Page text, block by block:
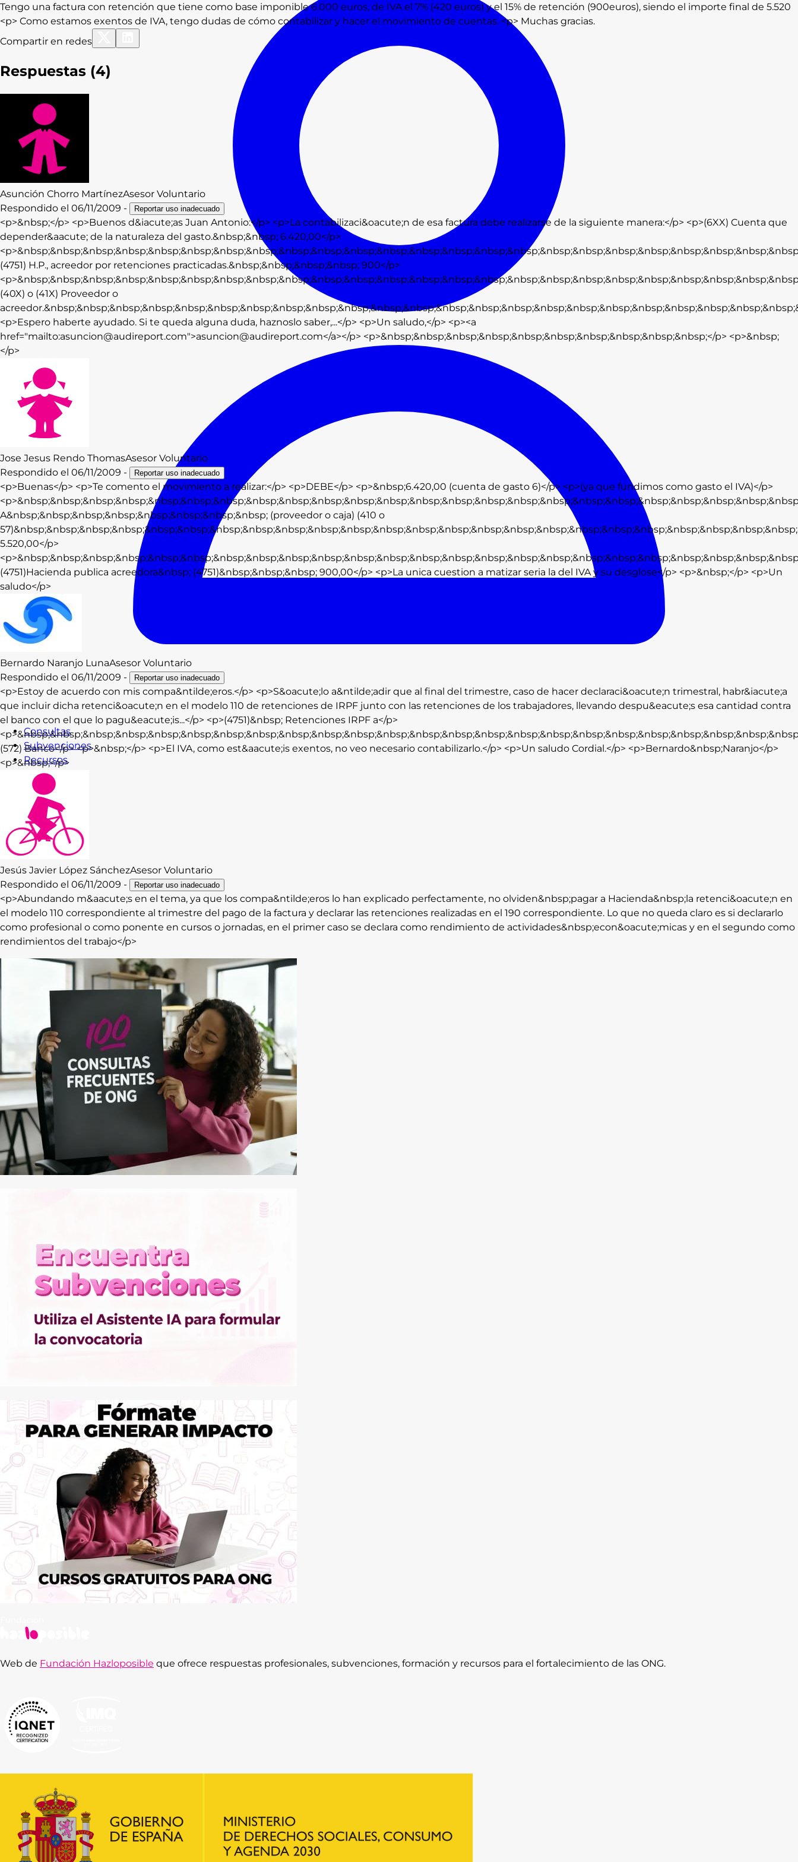
Consultas
Subvenciones
Recursos
Formación
Blog
Contacto
Iniciar Sesión
Tengo una factura con retención que tiene como base imponible 6.000 euros, de IVA el 7% (420 euros) y el 15% de retención (900euros), siendo el importe final de 5.520
<p> Como estamos exentos de IVA, tengo dudas de cómo contabilizar y hacer el movimiento de cuentas. <p> Muchas gracias.
Compartir en redes
Respuestas (4)
Asunción Chorro MartínezAsesor Voluntario
Respondido el 06/11/2009 - Reportar uso inadecuado
<p>&nbsp;</p> <p>Buenos d&iacute;as Juan Antonio:</p> <p>La contabilizaci&oacute;n de esa factura debe realizarse de la siguiente manera:</p> <p>(6XX) Cuenta que
depender&aacute; de la naturaleza del gasto.&nbsp;&nbsp; 6.420,00</p>
(4751) H.P., acreedor por retenciones practicadas.&nbsp;&nbsp;&nbsp;&nbsp; 900</p>
(40X) o (41X) Proveedor o
<p>Espero haberte ayudado. Si te queda alguna duda, haznoslo saber,...</p> <p>Un saludo,</p> <p><a
href="mailto:asuncion@audireport.com">asuncion@audireport.com</a></p> <p>&nbsp;&nbsp;&nbsp;&nbsp;&nbsp;&nbsp;&nbsp;&nbsp;&nbsp;&nbsp;</p> <p>&nbsp;
</p>
Jose Jesus Rendo ThomasAsesor Voluntario
Respondido el 06/11/2009 - Reportar uso inadecuado
<p>Buenas</p> <p>Te comento el movimiento a realizar:</p> <p>DEBE</p> <p>&nbsp;6.420,00 (cuenta de gasto 6)</p> <p>(ya que fundimos como gasto el IVA)</p>
A&nbsp;&nbsp;&nbsp;&nbsp;&nbsp;&nbsp;&nbsp;&nbsp; (proveedor o caja) (410 o
5.520,00</p>
(4751)Hacienda publica acreedora&nbsp; (4751)&nbsp;&nbsp;&nbsp; 900,00</p> <p>La unica cuestion a matizar seria la del IVA y su desglose</p> <p>&nbsp;</p> <p>Un
saludo</p>
Bernardo Naranjo LunaAsesor Voluntario
Respondido el 06/11/2009 - Reportar uso inadecuado
<p>Estoy de acuerdo con mis compa&ntilde;eros.</p> <p>S&oacute;lo a&ntilde;adir que al final del trimestre, caso de hacer declaraci&oacute;n trimestral, habr&iacute;a
que incluir dicha retenci&oacute;n en el modelo 110 de retenciones de IRPF junto con las retenciones de los trabajadores, llevando despu&eacute;s esa cantidad contra
el banco con el que lo pagu&eacute;is...</p> <p>(4751)&nbsp; Retenciones IRPF a</p>
(572) Banco</p> <p>&nbsp;</p> <p>El IVA, como est&aacute;is exentos, no veo necesario contabilizarlo.</p> <p>Un saludo Cordial.</p> <p>Bernardo&nbsp;Naranjo</p>
<p>&nbsp;</p>
Jesús Javier López SánchezAsesor Voluntario
Respondido el 06/11/2009 - Reportar uso inadecuado
<p>Abundando m&aacute;s en el tema, ya que los compa&ntilde;eros lo han explicado perfectamente, no olviden&nbsp;pagar a Hacienda&nbsp;la retenci&oacute;n en
el modelo 110 correspondiente al trimestre del pago de la factura y declarar las retenciones realizadas en el 190 correspondiente. Lo que no queda claro es si declararlo
como profesional o como ponente en cursos o jornadas, en el primer caso se declara como rendimiento de actividades&nbsp;econ&oacute;micas y en el segundo como
rendimientos del trabajo</p>
Web de Fundación Hazloposible que ofrece respuestas profesionales, subvenciones, formación y recursos para el fortalecimiento de las ONG.